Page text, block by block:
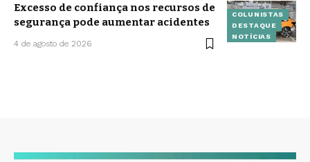
COLUNISTAS
DESTAQUE
NOTÍCIAS
Excesso de confiança nos recursos de
segurança pode aumentar acidentes
4 de agosto de 2026